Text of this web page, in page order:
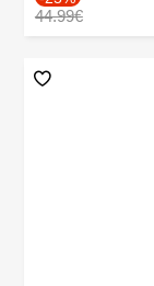
44.99€